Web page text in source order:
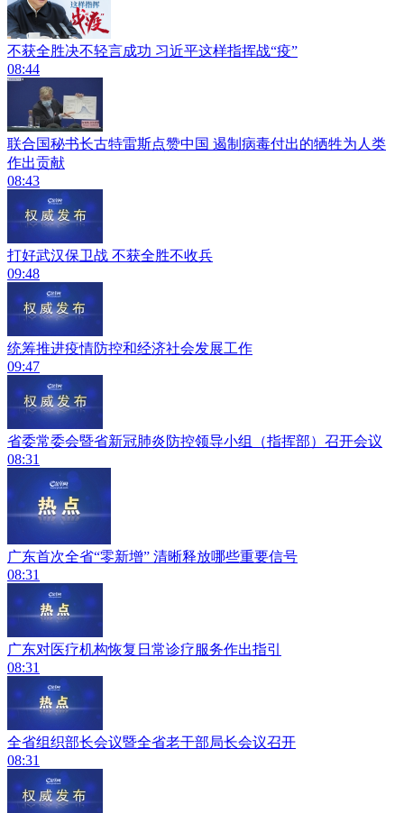
不获全胜决不轻言成功 习近平这样指挥战“疫”
08:44
联合国秘书长古特雷斯点赞中国 遏制病毒付出的牺牲为人类
作出贡献
08:43
打好武汉保卫战 不获全胜不收兵
09:48
统筹推进疫情防控和经济社会发展工作
09:47
​省委常委会暨省新冠肺炎防控领导小组（指挥部）召开会议
08:31
广东首次全省“零新增” 清晰释放哪些重要信号
08:31
广东对医疗机构恢复日常诊疗服务作出指引
08:31
全省组织部长会议暨全省老干部局长会议召开
08:31